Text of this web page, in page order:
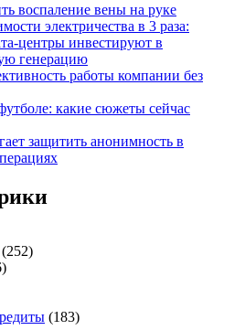
воспаление вены на руке
электричества в 3 раза:
центры инвестируют в
генерацию
работы компании без
какие сюжеты сейчас
защитить анонимность в
(252)
(183)